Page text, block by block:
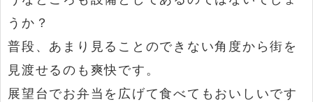
うか？
普段、あまり見ることのできない角度から街を
見渡せるのも爽快です。
展望台でお弁当を広げて食べてもおいしいです